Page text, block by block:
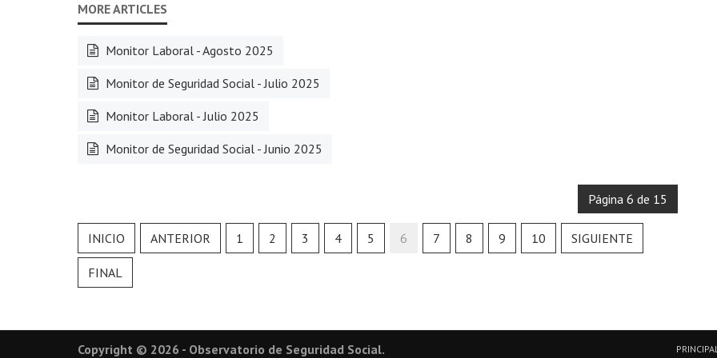
Monitor Laboral - Agosto 2025
Monitor de Seguridad Social - Julio 2025
Monitor Laboral - Julio 2025
Monitor de Seguridad Social - Junio 2025
Página 6 de 15
INICIO ANTERIOR 1 2 3 4 5 6 7 8 9 10 SIGUIENTE
FINAL
Copyright © 2026 - Observatorio de Seguridad Social.